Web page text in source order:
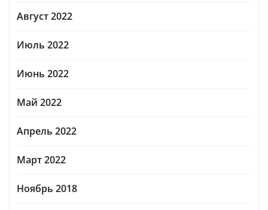
Август 2022
Июль 2022
Июнь 2022
Май 2022
Апрель 2022
Март 2022
Ноябрь 2018